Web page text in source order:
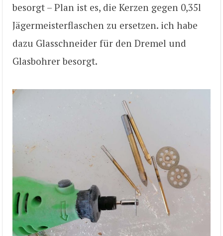
besorgt – Plan ist es, die Kerzen gegen 0,35l
Jägermeisterflaschen zu ersetzen. ich habe
dazu Glasschneider für den Dremel und
Glasbohrer besorgt.